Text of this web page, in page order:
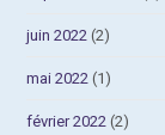
juin 2022 (2)
mai 2022 (1)
février 2022 (2)